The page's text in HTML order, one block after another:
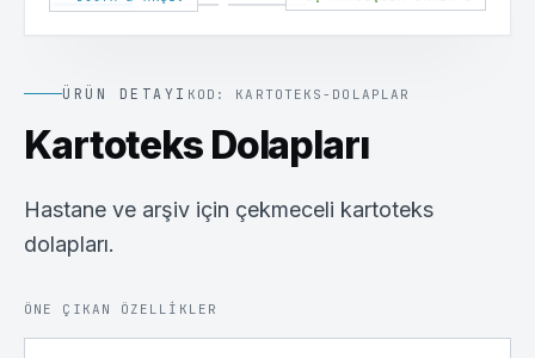
ÜRÜN DETAYI KOD: KARTOTEKS-DOLAPLAR
Kartoteks Dolapları
Hastane ve arşiv için çekmeceli kartoteks
dolapları.
ÖNE ÇIKAN ÖZELLIKLER